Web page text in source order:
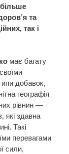
та
так і
має багату
добавок,
географія
рівнин —
які здавна
Такі
перевагами
сили,